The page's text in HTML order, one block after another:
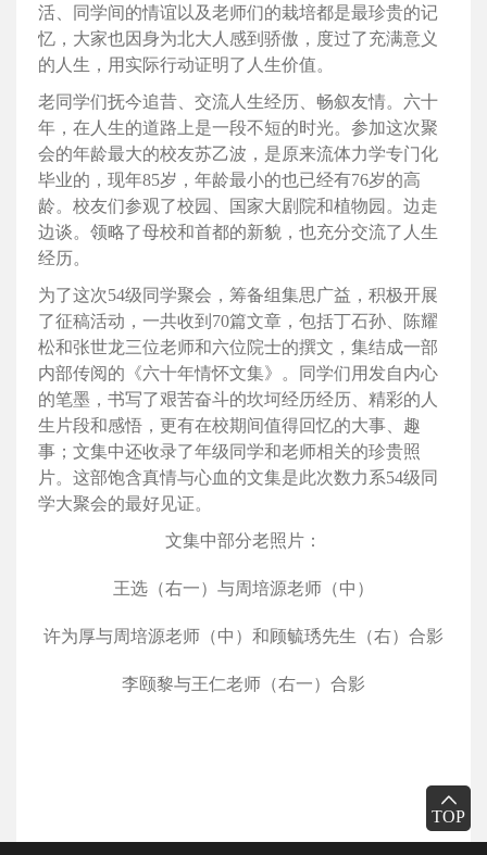
TOP
活、同学间的情谊以及老师们的栽培都是最珍贵的记
忆，大家也因身为北大人感到骄傲，度过了充满意义
的人生，用实际行动证明了人生价值。
老同学们抚今追昔、交流人生经历、畅叙友情。六十
年，在人生的道路上是一段不短的时光。参加这次聚
会的年龄最大的校友苏乙波，是原来流体力学专门化
毕业的，现年85岁，年龄最小的也已经有76岁的高
龄。校友们参观了校园、国家大剧院和植物园。边走
边谈。领略了母校和首都的新貌，也充分交流了人生
经历。
为了这次54级同学聚会，筹备组集思广益，积极开展
了征稿活动，一共收到70篇文章，包括丁石孙、陈耀
松和张世龙三位老师和六位院士的撰文，集结成一部
内部传阅的《六十年情怀文集》。同学们用发自内心
的笔墨，书写了艰苦奋斗的坎坷经历经历、精彩的人
生片段和感悟，更有在校期间值得回忆的大事、趣
事；文集中还收录了年级同学和老师相关的珍贵照
片。这部饱含真情与心血的文集是此次数力系54级同
学大聚会的最好见证。
文集中部分老照片：
王选（右一）与周培源老师（中）
许为厚与周培源老师（中）和顾毓琇先生（右）合影
李颐黎与王仁老师（右一）合影